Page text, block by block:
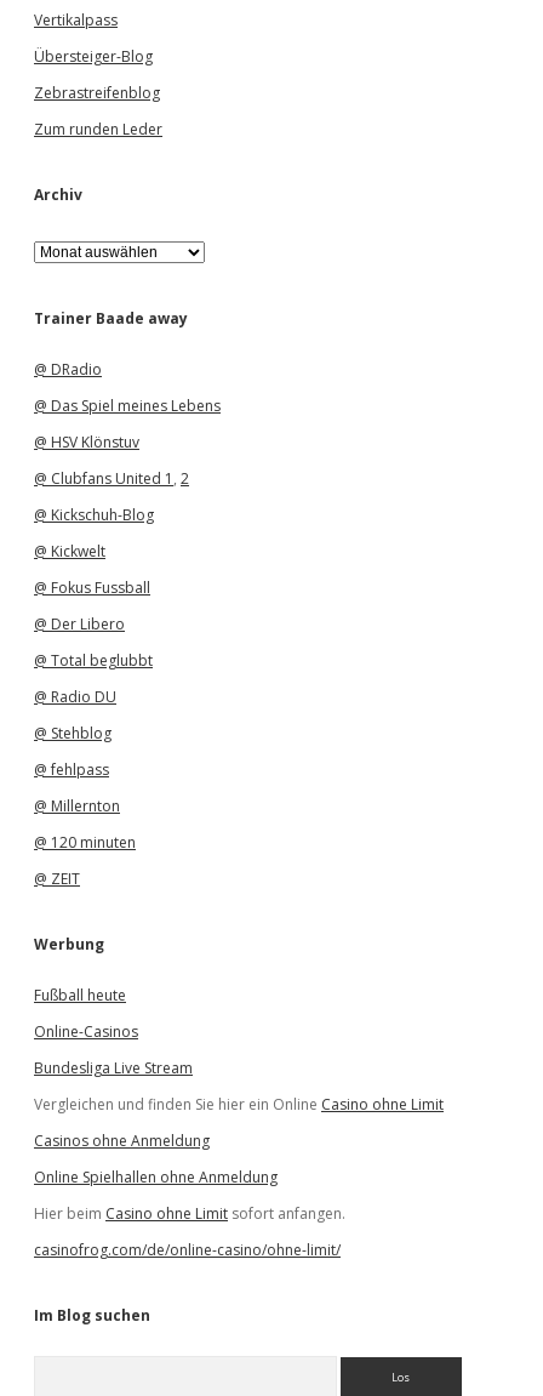
Vertikalpass
Übersteiger-Blog
Zebrastreifenblog
Zum runden Leder
Archiv
A
r
h
Trainer Baade away
@ DRadio
@ Das Spiel meines Lebens
@ HSV Klönstuv
@ Clubfans United 1 , 2
@ Kickschuh-Blog
@ Kickwelt
@ Fokus Fussball
@ Der Libero
@ Total beglubbt
@ Radio DU
@ Stehblog
@ fehlpass
@ Millernton
@ 120 minuten
@ ZEIT
Werbung
Fußball heute
Online-Casinos
Bundesliga Live Stream
Vergleichen und finden Sie hier ein Online Casino ohne Limit
Casinos ohne Anmeldung
Online Spielhallen ohne Anmeldung
Hier beim Casino ohne Limit sofort anfangen.
casinofrog.com/de/online-casino/ohne-limit/
Im Blog suchen